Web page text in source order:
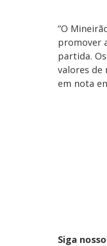
“O
promover
partida.
valores de
em nota
Siga